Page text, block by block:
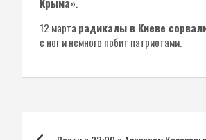
12 марта радикалы в Киеве
с ног и немного побит патриотами.
Навигация